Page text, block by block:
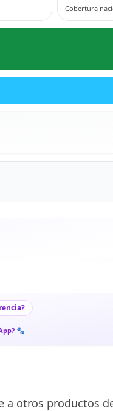
Cobertura
🐾
a otros productos